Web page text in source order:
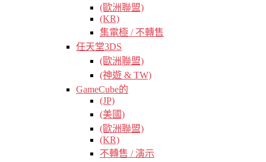
(歐洲聯盟)
(KR)
集電極 / 不轉售
任天堂3DS
(歐洲聯盟)
(神遊 & TW)
GameCube的
(JP)
(美國)
(歐洲聯盟)
(KR)
不轉售 / 演示